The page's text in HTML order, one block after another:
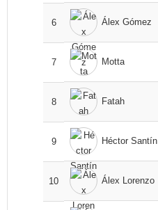
6 Álex Gómez
7 Motta
8 Fatah
9 Héctor Santín
10 Álex Lorenzo